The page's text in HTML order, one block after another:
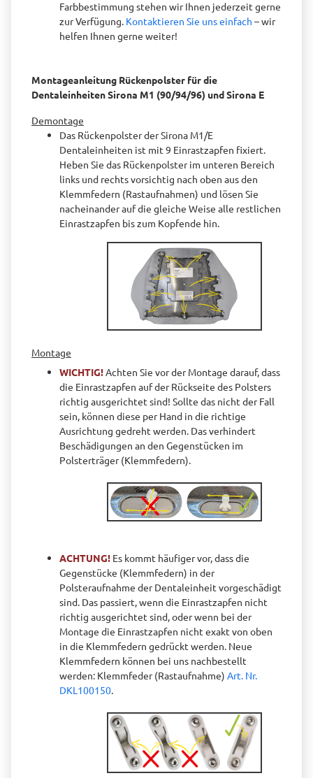
Farbbestimmung stehen wir Ihnen jederzeit gerne
zur Verfügung. Kontaktieren Sie uns einfach – wir
helfen Ihnen gerne weiter!
Montageanleitung Rückenpolster für die
Dentaleinheiten Sirona M1 (90/94/96) und Sirona E
Demontage
Das Rückenpolster der Sirona M1/E
Dentaleinheiten ist mit 9 Einrastzapfen fixiert.
Heben Sie das Rückenpolster im unteren Bereich
links und rechts vorsichtig nach oben aus den
Klemmfedern (Rastaufnahmen) und lösen Sie
nacheinander auf die gleiche Weise alle restlichen
Einrastzapfen bis zum Kopfende hin.
Montage
WICHTIG!Achten Sie vor der Montage darauf, dass
die Einrastzapfen auf der Rückseite des Polsters
richtig ausgerichtet sind! Sollte das nicht der Fall
sein, können diese per Hand in die richtige
Ausrichtung gedreht werden. Das verhindert
Beschädigungen an den Gegenstücken im
Polsterträger (Klemmfedern).
ACHTUNG! Es kommt häufiger vor, dass die
Gegenstücke (Klemmfedern) in der
Polsteraufnahme der Dentaleinheit vorgeschädigt
sind. Das passiert, wenn die Einrastzapfen nicht
richtig ausgerichtet sind, oder wenn bei der
Montage die Einrastzapfen nicht exakt von oben
in die Klemmfedern gedrückt werden. Neue
Klemmfedern können bei uns nachbestellt
werden: Klemmfeder (Rastaufnahme) Art. Nr.
DKL100150.